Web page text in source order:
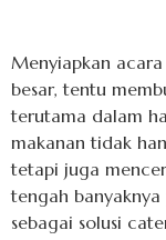
Menyiapkan
besar, tentu
terutama dalam
makanan tidak
tetapi juga
tengah
sebagai solusi